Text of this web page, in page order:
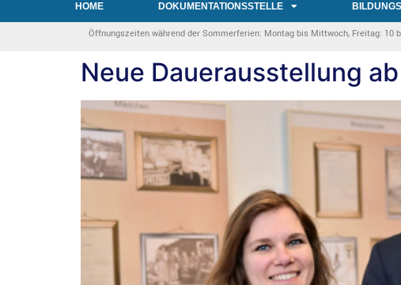
HOME DOKUMENTATIONSSTELLE
Öffnungszeiten während der Sommerferien: Montag bis Mittwoch, Freitag: 10
Neue Dauerausstellung